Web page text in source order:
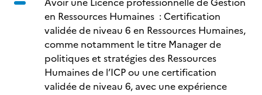
en Ressources Humaines : Certification
validée de niveau 6 en Ressources Humaines,
comme notamment le titre Manager de
politiques et stratégies des Ressources
Humaines de l’ICP ou une certification
validée de niveau 6, avec une expérience